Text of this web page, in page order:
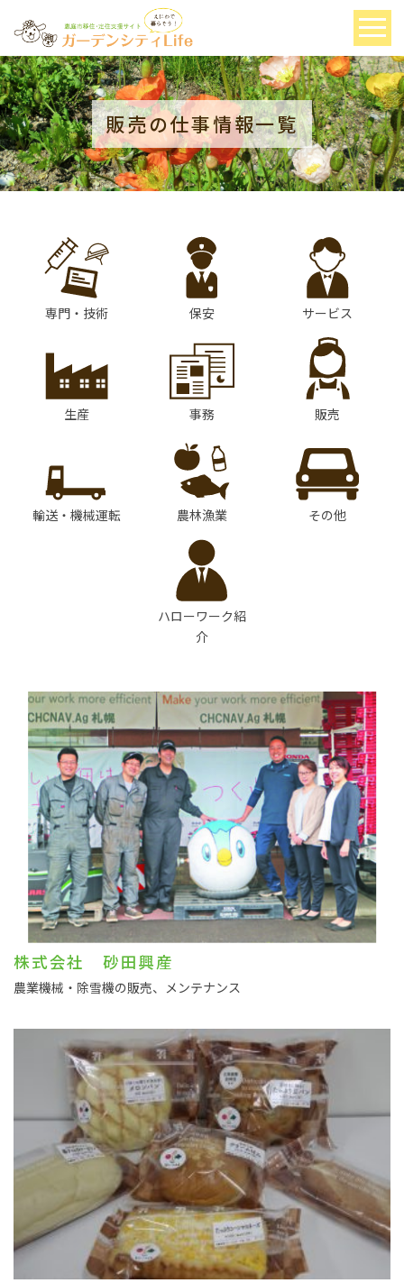
販売の仕事情報一覧
専門・技術 保安 サービス
生産 事務 販売
輸送・機械運転 農林漁業 その他
ハローワーク紹
介
株式会社 砂田興産
農業機械・除雪機の販売、メンテナンス